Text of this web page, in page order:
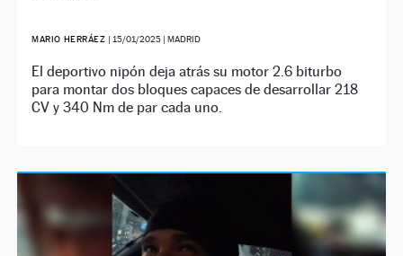
MARIO HERRÁEZ | 15/01/2025| MADRID
El deportivo nipón deja atrás su motor 2.6 biturbo
para montar dos bloques capaces de desarrollar 218
CV y 340 Nm de par cada uno.